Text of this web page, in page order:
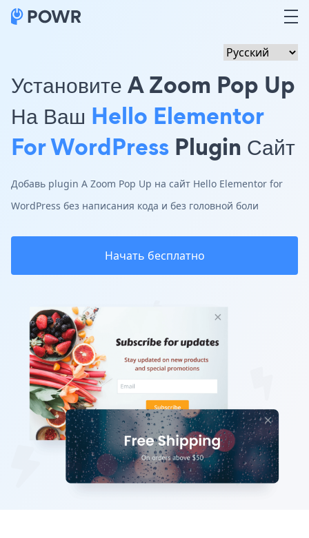
Установите A Zoom Pop Up
На Ваш Hello Elementor
For WordPress Plugin Сайт
Добавь plugin A Zoom Pop Up на сайт Hello Elementor for
WordPress без написания кода и без головной боли
Начать бесплатно